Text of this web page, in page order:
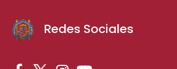
Redes Sociales